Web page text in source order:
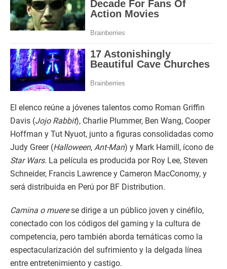
El elenco reúne a jóvenes talentos como Roman Griffin
Davis (Jojo Rabbit), Charlie Plummer, Ben Wang, Cooper
Hoffman y Tut Nyuot, junto a figuras consolidadas como
Judy Greer (Halloween, Ant-Man) y Mark Hamill, ícono de
Star Wars. La película es producida por Roy Lee, Steven
Schneider, Francis Lawrence y Cameron MacConomy, y
será distribuida en Perú por BF Distribution.
Camina o muerese dirige a un público joven y cinéfilo,
conectado con los códigos del gaming y la cultura de
competencia, pero también aborda temáticas como la
espectacularización del sufrimiento y la delgada línea
entre entretenimiento y castigo.